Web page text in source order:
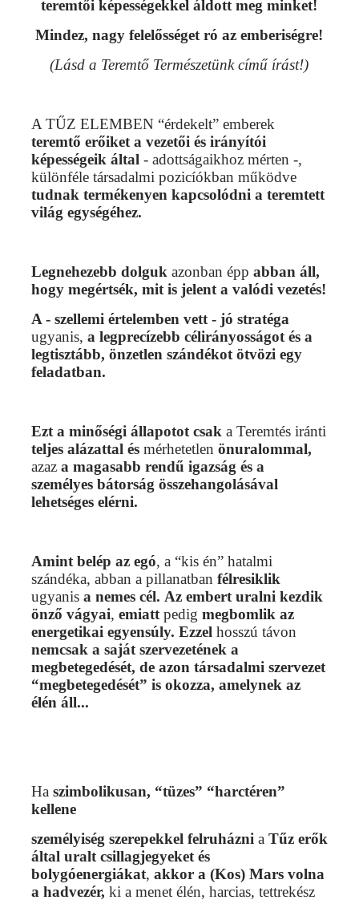
teremtői képességekkel áldott meg minket!
Mindez, nagy felelősséget ró az emberiségre!
(Lásd a Teremtő Természetünk című írást!)
A TŰZ ELEMBEN “érdekelt” emberek
teremtő erőiket a vezetői és irányítói
képességeik által - adottságaikhoz mérten -,
különféle társadalmi pozicíókban működve
tudnak termékenyen kapcsolódni a teremtett
világ egységéhez.
Legnehezebb dolgukazonban épp abban áll,
hogy megértsék, mit is jelent a valódi vezetés!
A - szellemi értelemben vett - jó stratéga
ugyanis, a legprecízebb célirányosságot és a
legtisztább, önzetlen szándékot ötvözi egy
feladatban.
Ezt a minőségi állapotot csaka Teremtés iránti
teljes alázattal ésmérhetetlen önuralommal,
azaz a magasabb rendű igazság és a
személyes bátorság összehangolásával
lehetséges elérni.
Amint belép az egó, a “kis én” hatalmi
szándéka, abban a pillanatban félresiklik
ugyanisa nemes cél. Az embert uralni kezdik
önző vágyai, emiattpedig megbomlik az
energetikai egyensúly. Ezzelhosszú távon
nemcsak a saját szervezetének a
megbetegedését, de azon társadalmi szervezet
“megbetegedését” is okozza, amelynek az
élén áll...
Ha szimbolikusan, “tüzes” “harctéren”
kellene
személyiség szerepekkel felruházni aTűz erők
által uralt csillagjegyeket és
bolygóenergiákat, akkor a (Kos) Mars volna
a hadvezér, ki a menet élén, harcias, tettrekész